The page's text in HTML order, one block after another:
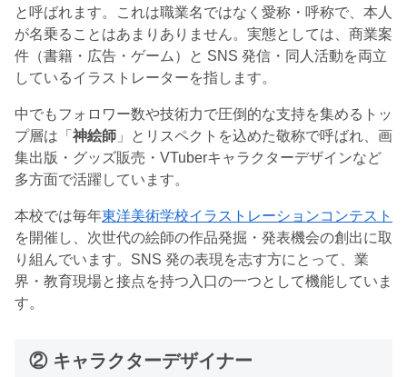
と呼ばれます。これは職業名ではなく愛称・呼称で、本人
が名乗ることはあまりありません。実態としては、商業案
件（書籍・広告・ゲーム）と SNS 発信・同人活動を両立
しているイラストレーターを指します。
中でもフォロワー数や技術力で圧倒的な支持を集めるトッ
プ層は「 神絵師 」とリスペクトを込めた敬称で呼ばれ、画
集出版・グッズ販売・VTuberキャラクターデザインなど
多方面で活躍しています。
本校では毎年東洋美術学校イラストレーションコンテスト
を開催し、次世代の絵師の作品発掘・発表機会の創出に取
り組んでいます。SNS 発の表現を志す方にとって、業
界・教育現場と接点を持つ入口の一つとして機能していま
す。
② キャラクターデザイナー